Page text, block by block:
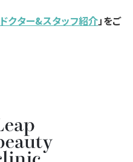
ドクター&スタッフ紹介」をご